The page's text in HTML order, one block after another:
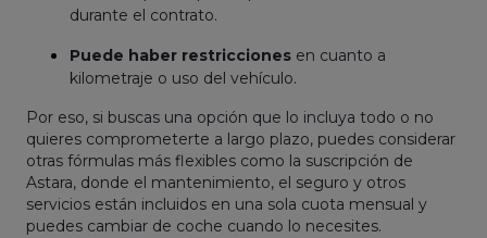
durante el contrato.
Puede haber restricciones en cuanto a
kilometraje o uso del vehículo.
Por eso, si buscas una opción que lo incluya todo o no
quieres comprometerte a largo plazo, puedes considerar
otras fórmulas más flexibles como la suscripción de
Astara, donde el mantenimiento, el seguro y otros
servicios están incluidos en una sola cuota mensual y
puedes cambiar de coche cuando lo necesites.